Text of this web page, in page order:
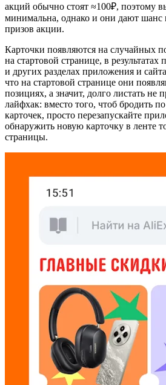
акций обычно стоят ≈100₽, поэтому
минимальна, однако и они дают
призов акции.
Карточки появляются на случайных
на стартовой странице, в результатах
и других разделах приложения и
что на стартовой странице они
позициях, а значит, долго листать не
лайфхак: вместо того, чтоб бродить
карточек, просто перезапускайте
обнаружить новую карточку в ленте
страницы.